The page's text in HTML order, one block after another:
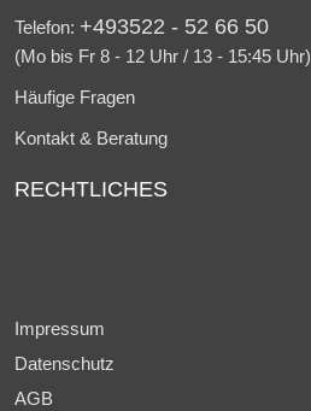
Telefon: +493522 - 52 66 50
(Mo bis Fr 8 - 12 Uhr / 13 - 15:45 Uhr)
Häufige Fragen
Kontakt & Beratung
RECHTLICHES
Impressum
Datenschutz
AGB